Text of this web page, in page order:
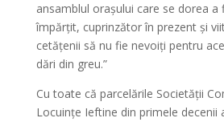
ansamblul orașului care se dorea a
împărțit, cuprinzător în prezent și
cetățenii să nu fie nevoiți pentru
dări din greu.”
Cu toate că parcelările Societății
Locuințe Ieftine din primele decenii